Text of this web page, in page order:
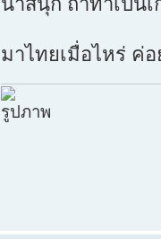
มาไทยเมื่อไหร่ ค่